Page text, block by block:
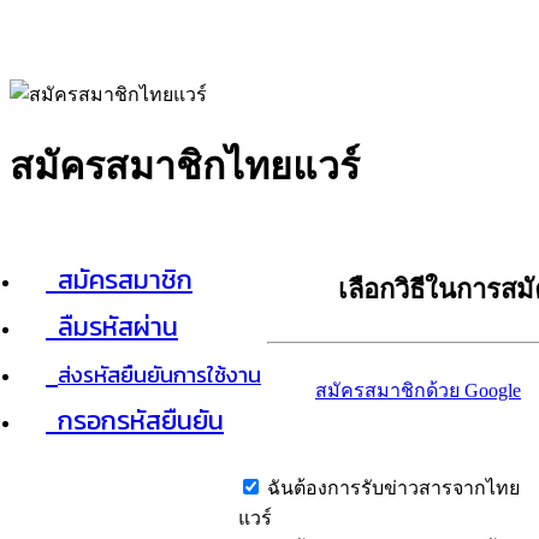
สมัครสมาชิกไทยแวร์
สมัครสมาชิก
ลืมรหัสผ่าน
ส่งรหัสยืนยันการใช้งาน
กรอกรหัสยืนยัน
เลือกวิธีในการส
สมัครสมาชิกด้วย Google
ฉันต้องการรับข่าวสารจากไทย
แวร์